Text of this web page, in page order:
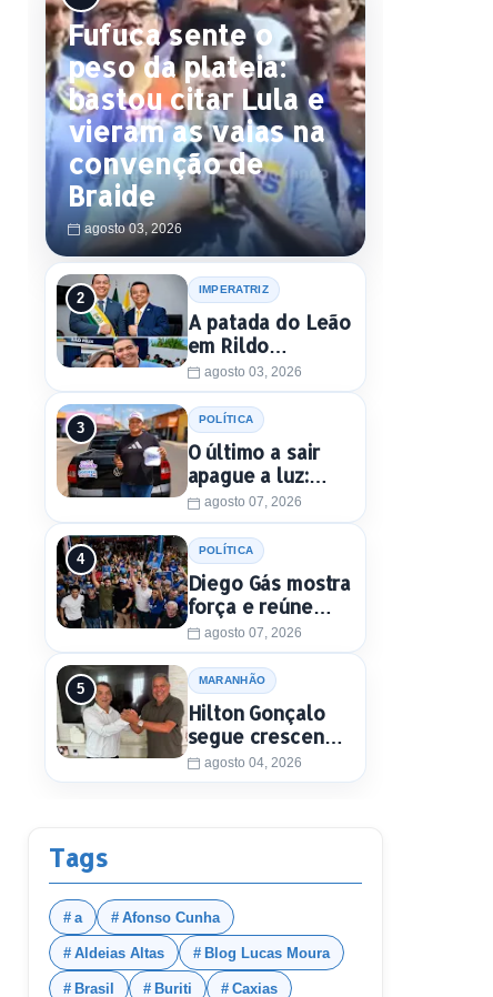
Fufuca sente o
peso da plateia:
bastou citar Lula e
vieram as vaias na
convenção de
Braide
agosto 03, 2026
IMPERATRIZ
A patada do Leão
em Rildo
Amaral...
agosto 03, 2026
POLÍTICA
O último a sair
apague a luz:
Henrique Jr.
perde mais um
aliado em Timon
agosto 07, 2026
POLÍTICA
Diego Gás mostra
força e reúne
multidão para
Othelino Neto e
Marcos Miranda
Jr. em Timon
agosto 07, 2026
MARANHÃO
Hilton Gonçalo
segue crescendo
e conquista apoio
do prefeito de
agosto 04, 2026
Tags
a Afonso Cunha
Aldeias Altas Blog Lucas Moura
Brasil Buriti Caxias